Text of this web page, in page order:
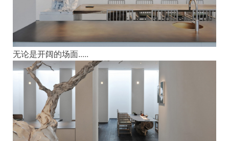
无论是开阔的场面.....